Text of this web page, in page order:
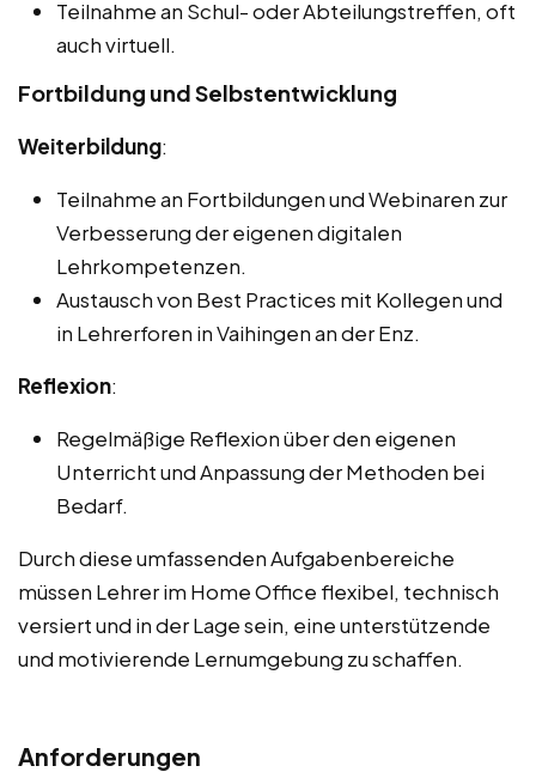
Teilnahme an Schul- oder Abteilungstreffen, oft
auch virtuell.
Fortbildung und Selbstentwicklung
Weiterbildung:
Teilnahme an Fortbildungen und Webinaren zur
Verbesserung der eigenen digitalen
Lehrkompetenzen.
Austausch von Best Practices mit Kollegen und
in Lehrerforen in Vaihingen an der Enz.
Reflexion:
Regelmäßige Reflexion über den eigenen
Unterricht und Anpassung der Methoden bei
Bedarf.
Durch diese umfassenden Aufgabenbereiche
müssen Lehrer im Home Office flexibel, technisch
versiert und in der Lage sein, eine unterstützende
und motivierende Lernumgebung zu schaffen.
Anforderungen